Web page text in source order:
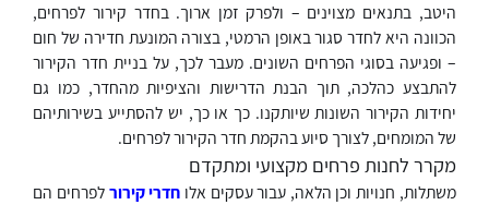
היטב, בתנאים מצוינים – ולפרק זמן ארוך. בחדר קירור לפרחים,
הכוונה היא לחדר סגור באופן הרמטי, בצורה המונעת חדירה של חום
– ופגיעה בסוגי הפרחים השונים. מעבר לכך, על בניית חדר הקירור
להתבצע כהלכה, תוך הבנת הדרישות והציפיות מהחדר, כמו גם
יחידות הקירור השונות שיותקנו. כך או כך, יש להסתייע בשירותיהם
של המומחים, לצורך סיוע בהקמת חדר הקירור לפרחים.
מקרר לחנות פרחים מקצועי ומתקדם
משתלות, חנויות וכן הלאה, עבור עסקים אלו חדרי קירור לפרחים הם